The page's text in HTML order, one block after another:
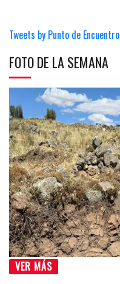
Tweets by Punto de Encuentro
FOTO DE LA SEMANA
VER MÁS